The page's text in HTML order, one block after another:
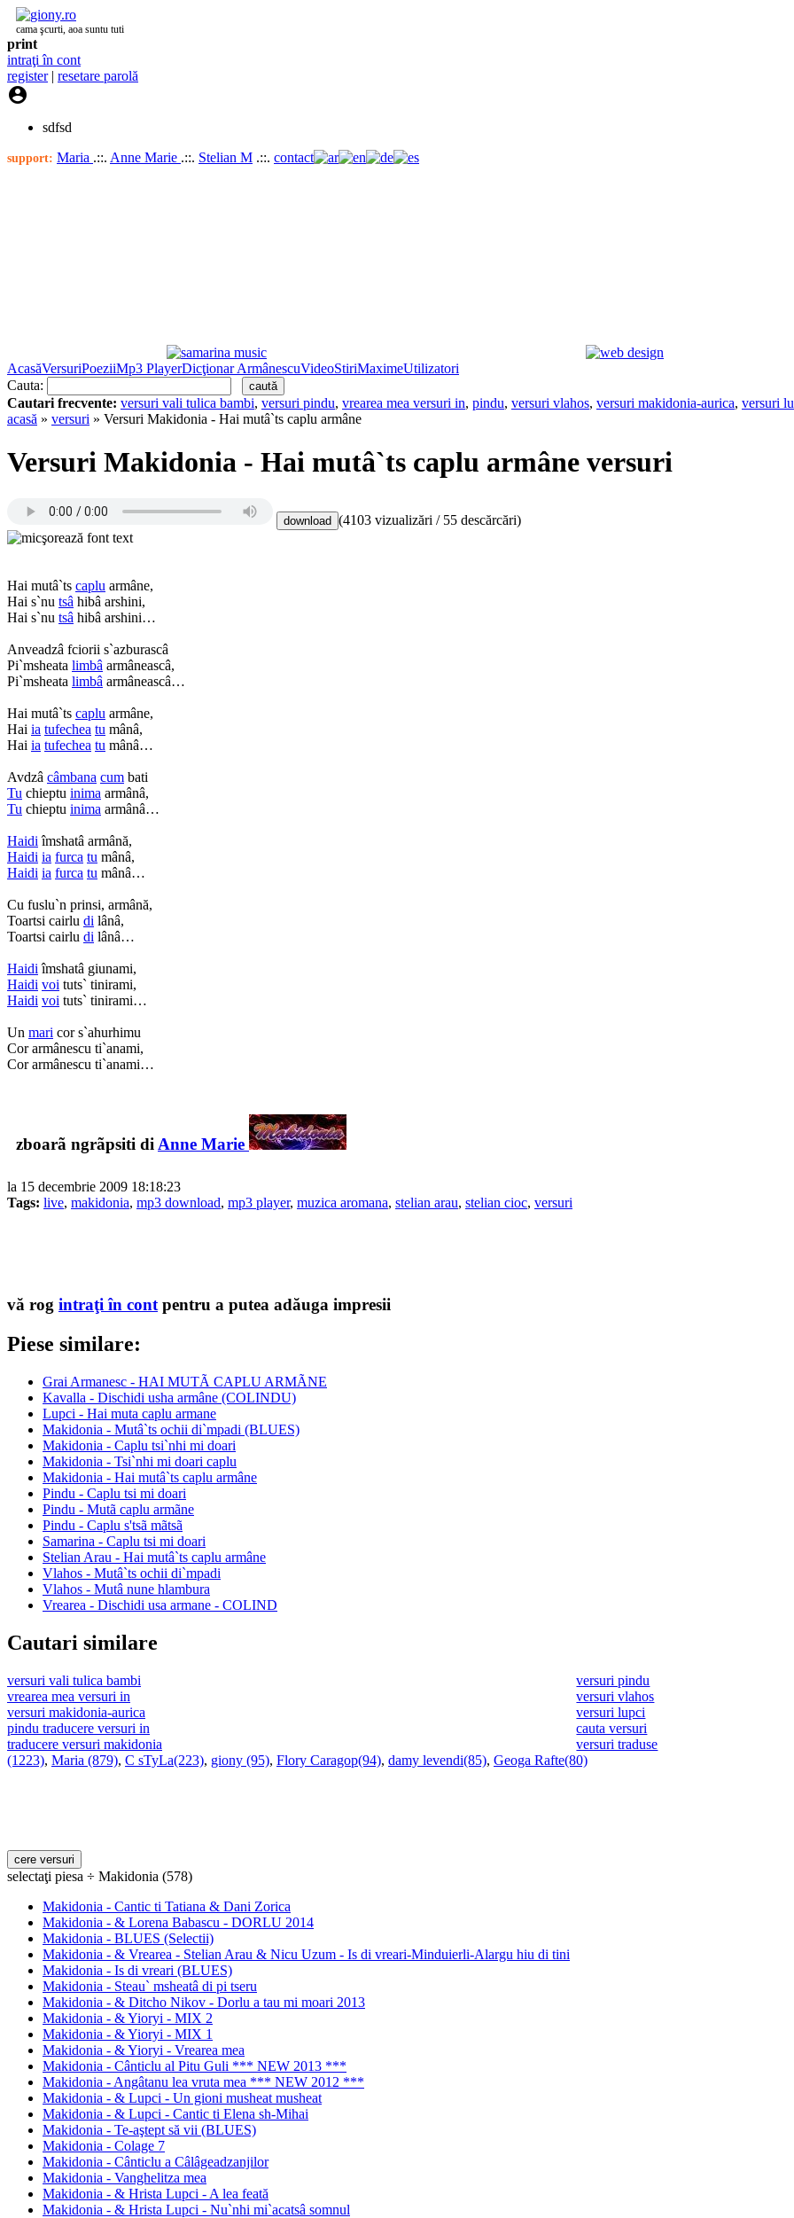
cama şcurti, aoa suntu tuti
print
intraţi în cont
register| resetare parolă

sdfsd
support: Maria .::. Anne Marie .::. Stelian M .::. contact
AcasăVersuriPoeziiMp3 PlayerDicţionar ArmânescuVideoStiriMaximeUtilizatori
Cauta:
Cautari frecvente: versuri vali tulica bambi, versuri pindu, vrearea mea versuri in, pindu, versuri vlahos, versuri makidonia-aurica, versuri
acasă » versuri » Versuri Makidonia - Hai mutâ`ts caplu armâne
Versuri Makidonia - Hai mutâ`ts caplu armâne versuri
(4103 vizualizări / 55 descărcări)
Hai mutâ`ts caplu armâne,
Hai s`nu tsâ hibâ arshini,
Hai s`nu tsâ hibâ arshini…
Anveadzâ fciorii s`azburascâ
Pi`msheata limbâ armâneascâ,
Pi`msheata limbâ armâneascâ…
Hai mutâ`ts caplu armâne,
Hai ia tufechea tu mânâ,
Hai ia tufechea tu mânâ…
Avdzâ câmbana cum bati
Tu chieptu inima armânâ,
Tu chieptu inima armânâ…
Haidi îmshatâ armână,
Haidi ia furca tu mânâ,
Haidi ia furca tu mânâ…
Cu fuslu`n prinsi, armână,
Toartsi cairlu di lânâ,
Toartsi cairlu di lânâ…
Haidi îmshatâ giunami,
Haidi voi tuts` tinirami,
Haidi voi tuts` tinirami…
Un mari cor s`ahurhimu
Cor armânescu ti`anami,
Cor armânescu ti`anami…
zboarã ngrãpsiti di Anne Marie
la 15 decembrie 2009 18:18:23
Tags: live, makidonia, mp3 download, mp3 player, muzica aromana, stelian arau, stelian cioc, versuri
vă rog intraţi în cont pentru a putea adăuga impresii
Piese similare:
Grai Armanesc - HAI MUTÃ CAPLU ARMÃNE
Kavalla - Dischidi usha armâne (COLINDU)
Lupci - Hai muta caplu armane
Makidonia - Mutâ`ts ochii di`mpadi (BLUES)
Makidonia - Caplu tsi`nhi mi doari
Makidonia - Tsi`nhi mi doari caplu
Makidonia - Hai mutâ`ts caplu armâne
Pindu - Caplu tsi mi doari
Pindu - Mutã caplu armãne
Pindu - Caplu s'tsã mãtsã
Samarina - Caplu tsi mi doari
Stelian Arau - Hai mutâ`ts caplu armâne
Vlahos - Mutâ`ts ochii di`mpadi
Vlahos - Mutâ nune hlambura
Vrearea - Dischidi usa armane - COLIND
Cautari similare
versuri vali tulica bambi
versuri pindu
vrearea mea versuri in
versuri vlahos
versuri makidonia-aurica
versuri lupci
pindu traducere versuri in
cauta versuri
traducere versuri makidonia
versuri traduse
(1223), Maria (879), C sTyLa(223), giony (95), Flory Caragop(94), damy levendi(85), Geoga Rafte(80)
selectaţi piesa ÷ Makidonia (578)
Makidonia - Cantic ti Tatiana & Dani Zorica
Makidonia - & Lorena Babascu - DORLU 2014
Makidonia - BLUES (Selectii)
Makidonia - & Vrearea - Stelian Arau & Nicu Uzum - Is di vreari-Minduierli-Alargu hiu di tini
Makidonia - Is di vreari (BLUES)
Makidonia - Steau` msheatâ di pi tseru
Makidonia - & Ditcho Nikov - Dorlu a tau mi moari 2013
Makidonia - & Yioryi - MIX 2
Makidonia - & Yioryi - MIX 1
Makidonia - & Yioryi - Vrearea mea
Makidonia - Cânticlu al Pitu Guli *** NEW 2013 ***
Makidonia - Angâtanu lea vruta mea *** NEW 2012 ***
Makidonia - & Lupci - Un gioni musheat musheat
Makidonia - & Lupci - Cantic ti Elena sh-Mihai
Makidonia - Te-aştept să vii (BLUES)
Makidonia - Colage 7
Makidonia - Cânticlu a Câlâgeadzanjilor
Makidonia - Vanghelitza mea
Makidonia - & Hrista Lupci - A lea feată
Makidonia - & Hrista Lupci - Nu`nhi mi`acatsâ somnul